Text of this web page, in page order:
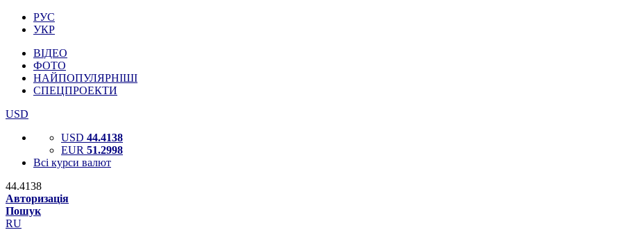
РУС
УКР
ВІДЕО
ФОТО
НАЙПОПУЛЯРНІШІ
СПЕЦПРОЕКТИ
USD
USD 44.4138
EUR 51.2998
Всі курси валют
44.4138
Авторизація
Пошук
RU